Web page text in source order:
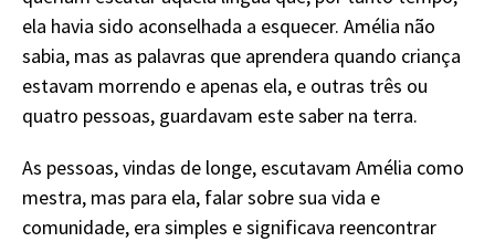
ela havia sido aconselhada a esquecer. Amélia não
sabia, mas as palavras que aprendera quando criança
estavam morrendo e apenas ela, e outras três ou
quatro pessoas, guardavam este saber na terra.
As pessoas, vindas de longe, escutavam Amélia como
mestra, mas para ela, falar sobre sua vida e
comunidade, era simples e significava reencontrar